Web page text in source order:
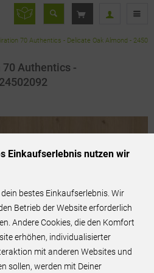
70 Authentics - Delicate Oak Almond -
70 Authentics -
Einkaufserlebnis nutzen wir
bestes Einkaufserlebnis. Wir
Betrieb der Website erforderlich
Andere Cookies, die den Komfort
erhöhen, individualisierter
mit anderen Websites und
sollen, werden mit Deiner